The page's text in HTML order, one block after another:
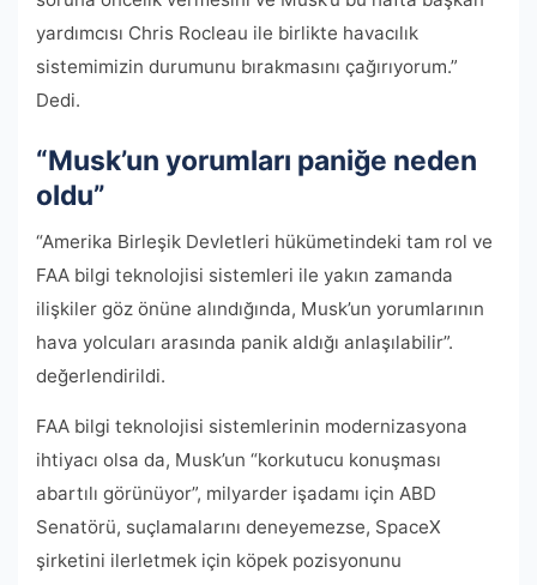
yardımcısı Chris Rocleau ile birlikte havacılık
sistemimizin durumunu bırakmasını çağırıyorum.”
Dedi.
“Musk’un yorumları paniğe neden
oldu”
“Amerika Birleşik Devletleri hükümetindeki tam rol ve
FAA bilgi teknolojisi sistemleri ile yakın zamanda
ilişkiler göz önüne alındığında, Musk’un yorumlarının
hava yolcuları arasında panik aldığı anlaşılabilir”.
değerlendirildi.
FAA bilgi teknolojisi sistemlerinin modernizasyona
ihtiyacı olsa da, Musk’un “korkutucu konuşması
abartılı görünüyor”, milyarder işadamı için ABD
Senatörü, suçlamalarını deneyemezse, SpaceX
şirketini ilerletmek için köpek pozisyonunu